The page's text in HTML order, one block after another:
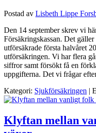
Postad av Lisbeth Lippe
Den 14 september skrev vi
Försäkringskassan. Det
utförsäkrade första halvåret
utförsäkringen. Vi har flera
siffror samt försökt få en
uppgifterna. Det vi frågar
Kategori: Sjukförsäkringen |
Klyftan mellan